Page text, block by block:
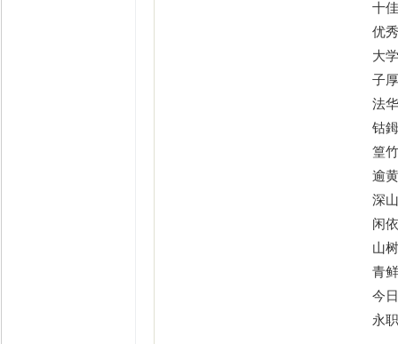
十
优
大
子
法
钴
篁
逾
深
闲
山
青
今
永